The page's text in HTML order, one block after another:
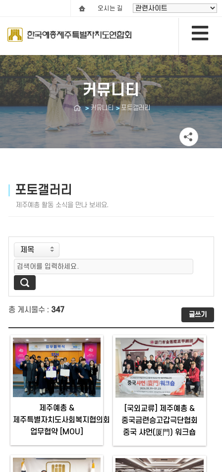
오시는 길
커뮤니티
커뮤니티 포토갤러리
포토갤러리
제주예총 활동 소식을 만나 보세요.
총 게시물수 : 347
글쓰기
제주예총 &
제주특별자치도사회복지협의회
업무협약 [MOU]
[국외교류] 제주예총 &
중국금련승고갑극단협회
중국 샤먼(厦門) 워크숍